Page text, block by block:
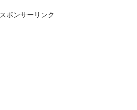
スポンサーリンク